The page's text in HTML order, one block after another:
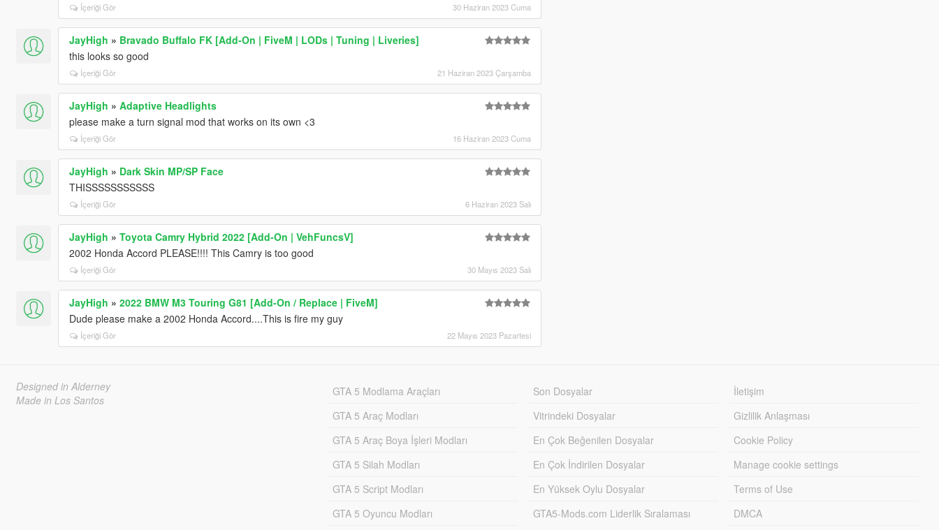
İçeriği Gör 30 Haziran 2023 Cuma
JayHigh » Bravado Buffalo FK [Add-On | FiveM | LODs | Tuning | Liveries]
this looks so good
İçeriği Gör 21 Haziran 2023 Çarşamba
JayHigh » Adaptive Headlights
please make a turn signal mod that works on its own <3
İçeriği Gör 16 Haziran 2023 Cuma
JayHigh » Dark Skin MP/SP Face
THISSSSSSSSSSS
İçeriği Gör 6 Haziran 2023 Salı
JayHigh » Toyota Camry Hybrid 2022 [Add-On | VehFuncsV]
2002 Honda Accord PLEASE!!!! This Camry is too good
İçeriği Gör 30 Mayıs 2023 Salı
JayHigh » 2022 BMW M3 Touring G81 [Add-On / Replace | FiveM]
Dude please make a 2002 Honda Accord....This is fire my guy
İçeriği Gör 22 Mayıs 2023 Pazartesi
Designed in Alderney
Made in Los Santos
GTA 5 Modlama Araçları
GTA 5 Araç Modları
GTA 5 Araç Boya İşleri Modları
GTA 5 Silah Modları
GTA 5 Script Modları
GTA 5 Oyuncu Modları
Son Dosyalar
Vitrindeki Dosyalar
En Çok Beğenilen Dosyalar
En Çok İndirilen Dosyalar
En Yüksek Oylu Dosyalar
GTA5-Mods.com Liderlik Sıralaması
İletişim
Gizlilik Anlaşması
Cookie Policy
Manage cookie settings
Terms of Use
DMCA